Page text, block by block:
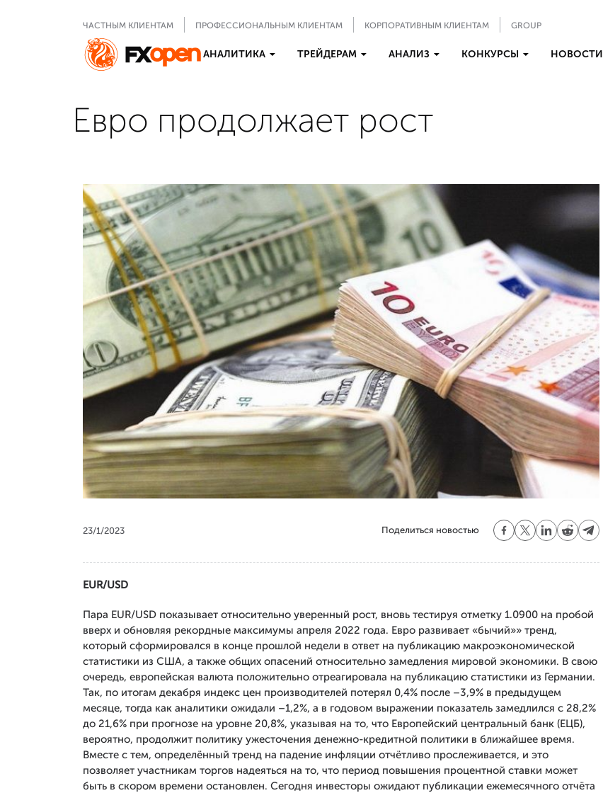
ЧАСТНЫМ КЛИЕНТАМ ПРОФЕССИОНАЛЬНЫМ КЛИЕНТАМ КОРПОРАТИВНЫМ КЛИЕНТАМ GROUP
АНАЛИТИКА ТРЕЙДЕРАМ АНАЛИЗ КОНКУРСЫ НОВОСТИ
Евро продолжает рост
23/1/2023 Поделиться новостью
EUR/USD
Пара EUR/USD показывает относительно уверенный рост, вновь тестируя отметку 1.0900 на пробой
вверх и обновляя рекордные максимумы апреля 2022 года. Евро развивает «бычий»» тренд,
который сформировался в конце прошлой недели в ответ на публикацию макроэкономической
статистики из США, а также общих опасений относительно замедления мировой экономики. В свою
очередь, европейская валюта положительно отреагировала на публикацию статистики из Германии.
Так, по итогам декабря индекс цен производителей потерял 0,4% после –3,9% в предыдущем
месяце, тогда как аналитики ожидали –1,2%, а в годовом выражении показатель замедлился с 28,2%
до 21,6% при прогнозе на уровне 20,8%, указывая на то, что Европейский центральный банк (ЕЦБ),
вероятно, продолжит политику ужесточения денежно-кредитной политики в ближайшее время.
Вместе с тем, определённый тренд на падение инфляции отчётливо прослеживается, и это
позволяет участникам торгов надеяться на то, что период повышения процентной ставки может
быть в скором времени остановлен. Сегодня инвесторы ожидают публикации ежемесячного отчёта